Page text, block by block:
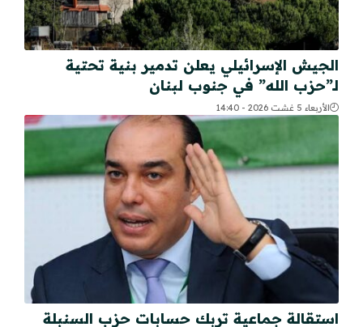
الجيش الإسرائيلي يعلن تدمير بنية تحتية
لـ”حزب الله” في جنوب لبنان
الأربعاء 5 غشت 2026 - 14:40
استقالة جماعية تربك حسابات حزب السنبلة